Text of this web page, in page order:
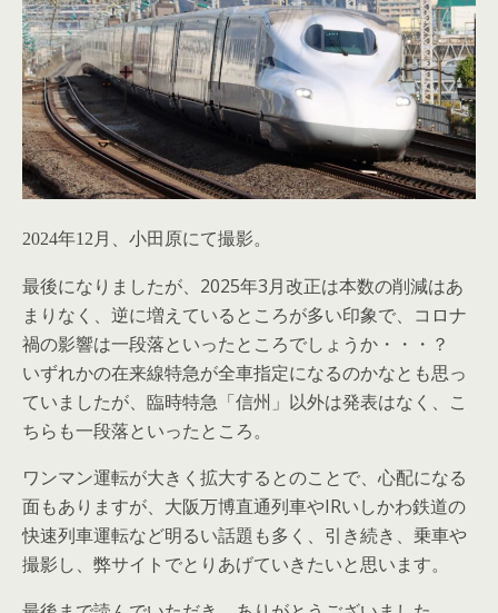
2024年12月、小田原にて撮影。
最後になりましたが、2025年3月改正は本数の削減はあ
まりなく、逆に増えているところが多い印象で、コロナ
禍の影響は一段落といったところでしょうか・・・？
いずれかの在来線特急が全車指定になるのかなとも思っ
ていましたが、臨時特急「信州」以外は発表はなく、こ
ちらも一段落といったところ。
ワンマン運転が大きく拡大するとのことで、心配になる
面もありますが、大阪万博直通列車やIRいしかわ鉄道の
快速列車運転など明るい話題も多く、引き続き、乗車や
撮影し、弊サイトでとりあげていきたいと思います。